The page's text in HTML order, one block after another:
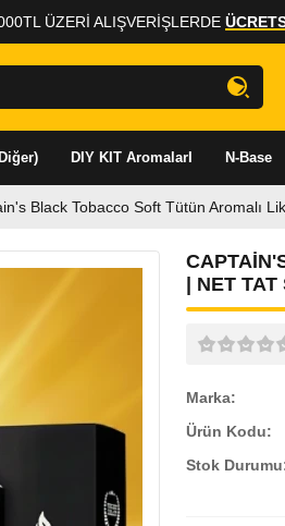
ÜZERI ALIŞVERIŞLERDE
DIY KIT AromalarI N-Base
Black Tobacco Soft Tütün Aromalı
| NET
Marka:
Ürün Kodu:
Stok